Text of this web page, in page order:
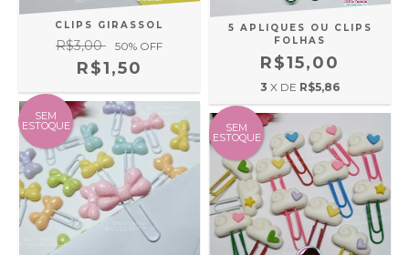
CLIPS GIRASSOL
R$3,00 50% OFF
R$1,50
5 APLIQUES OU CLIPS
FOLHAS
R$15,00
3 X DE R$5,86
SEM
ESTOQUE SEM
ESTOQUE